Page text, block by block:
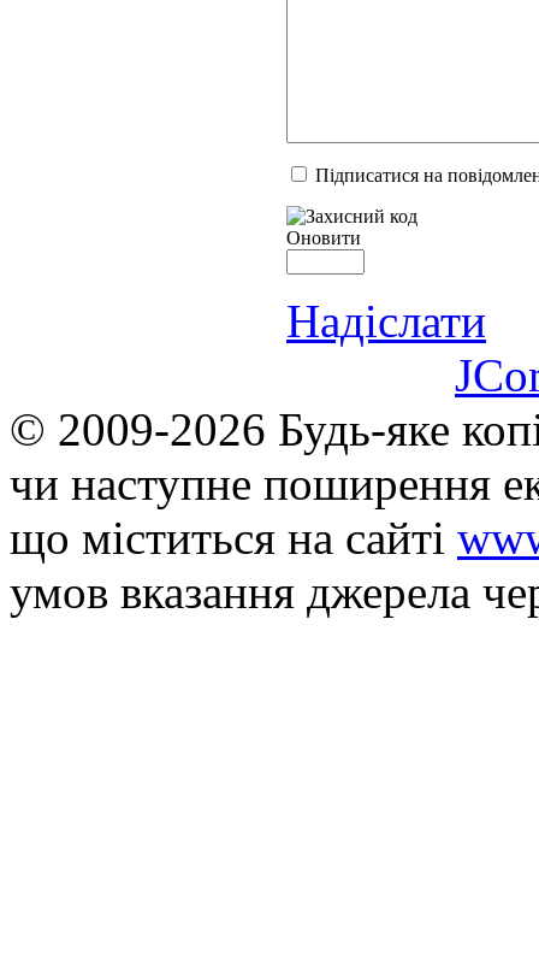
Підписатися на
Оновити
Надіслати
© 2009-2026 Будь-яке
чи наступне поширення
що мiститься на сайті
умов вказання джерела